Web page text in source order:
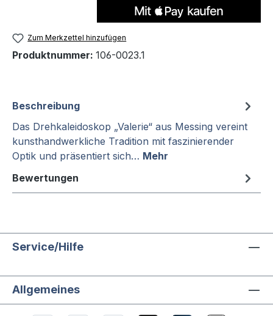
Zum Merkzettel hinzufügen
Produktnummer: 106-0023.1
Beschreibung
Das Drehkaleidoskop „Valerie“ aus Messing vereint
kunsthandwerkliche Tradition mit faszinierender
Optik und präsentiert sich… Mehr
Bewertungen
Service/Hilfe
Allgemeines